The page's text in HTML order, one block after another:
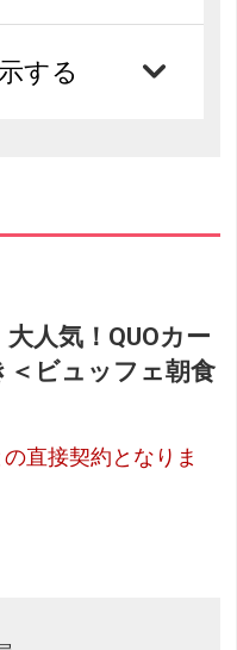
する
大人気！QUOカー
＜ビュッフェ朝食
直接契約となりま